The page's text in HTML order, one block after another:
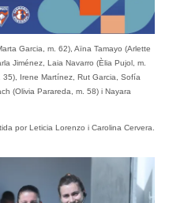
Garcia, m. 62), Aïna Tamayo (Arlette
Jiménez, Laia Navarro (Èlia Pujol, m.
Irene Martínez, Rut Garcia, Sofía
(Olivia Parareda, m. 58) i Nayara
por Leticia Lorenzo i Carolina Cervera.